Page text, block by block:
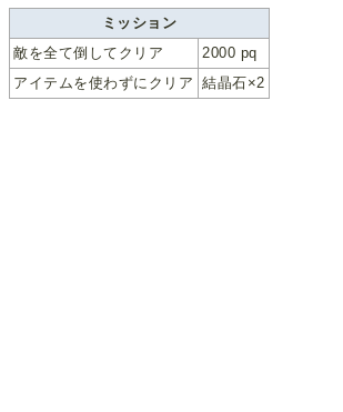
ミッション
敵を全て倒してクリア
2000 pq
アイテムを使わずにクリア 結晶石×2